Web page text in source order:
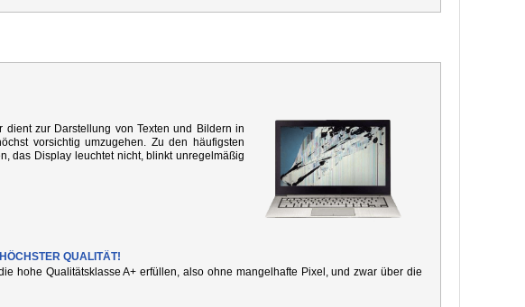
zur Darstellung von Texten und Bildern in
vorsichtig umzugehen. Zu den häufigsten
das Display leuchtet nicht, blinkt unregelmäßig
QUALITÄT!
hohe Qualitätsklasse A+ erfüllen, also ohne mangelhafte Pixel, und zwar über die